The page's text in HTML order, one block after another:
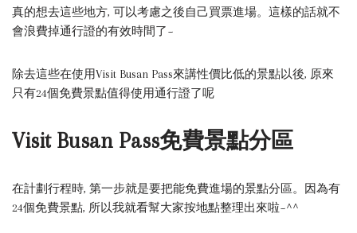
真的想去這些地方, 可以考慮之後自己買票進場。這樣的話就不
會浪費掉通行證的有效時間了~
除去這些在使用Visit Busan Pass來講性價比低的景點以後, 原來
只有24個免費景點值得使用通行證了呢
Visit Busan Pass免費景點分區
在計劃行程時, 第一步就是要把能免費進場的景點分區。因為有
24個免費景點, 所以我就看幫大家按地點整理出來啦~^^